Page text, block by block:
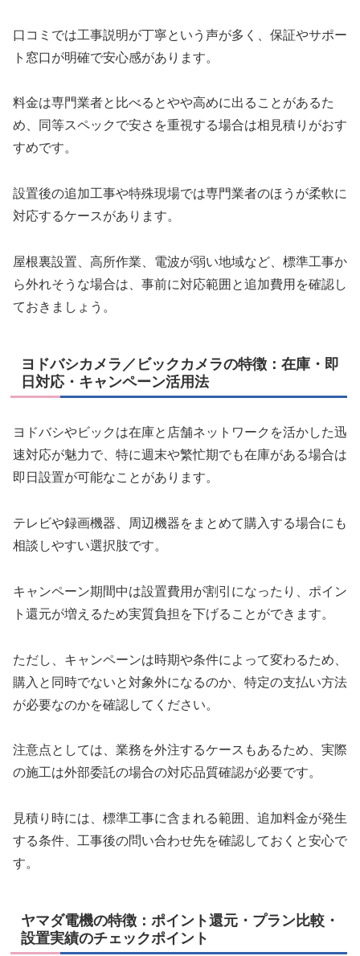
口コミでは工事説明が丁寧という声が多く、保証やサポー
ト窓口が明確で安心感があります。
料金は専門業者と比べるとやや高めに出ることがあるた
め、同等スペックで安さを重視する場合は相見積りがおす
すめです。
設置後の追加工事や特殊現場では専門業者のほうが柔軟に
対応するケースがあります。
屋根裏設置、高所作業、電波が弱い地域など、標準工事か
ら外れそうな場合は、事前に対応範囲と追加費用を確認し
ておきましょう。
ヨドバシカメラ／ビックカメラの特徴：在庫・即
日対応・キャンペーン活用法
ヨドバシやビックは在庫と店舗ネットワークを活かした迅
速対応が魅力で、特に週末や繁忙期でも在庫がある場合は
即日設置が可能なことがあります。
テレビや録画機器、周辺機器をまとめて購入する場合にも
相談しやすい選択肢です。
キャンペーン期間中は設置費用が割引になったり、ポイン
ト還元が増えるため実質負担を下げることができます。
ただし、キャンペーンは時期や条件によって変わるため、
購入と同時でないと対象外になるのか、特定の支払い方法
が必要なのかを確認してください。
注意点としては、業務を外注するケースもあるため、実際
の施工は外部委託の場合の対応品質確認が必要です。
見積り時には、標準工事に含まれる範囲、追加料金が発生
する条件、工事後の問い合わせ先を確認しておくと安心で
す。
ヤマダ電機の特徴：ポイント還元・プラン比較・
設置実績のチェックポイント